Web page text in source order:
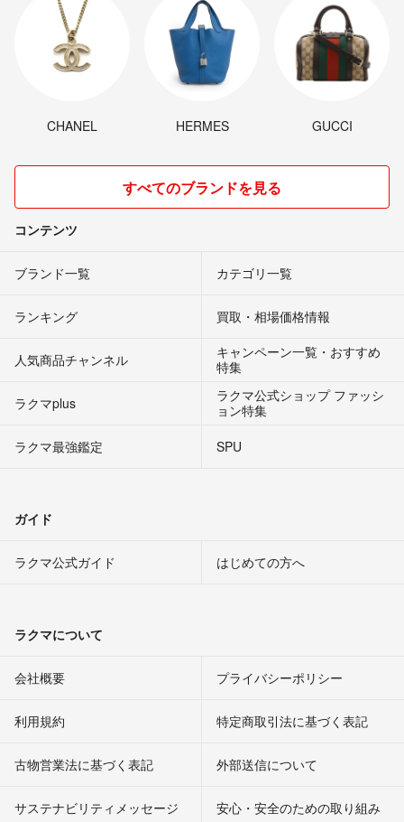
CHANEL HERMES GUCCI
すべてのブランドを見る
コンテンツ
ブランド一覧 カテゴリ一覧
ランキング 買取・相場価格情報
人気商品チャンネル
キャンペーン一覧・おすすめ
特集
ラクマplus
ラクマ公式ショップ ファッシ
ョン特集
ラクマ最強鑑定
SPU
ガイド
ラクマ公式ガイド はじめての方へ
ラクマについて
会社概要 プライバシーポリシー
利用規約 特定商取引法に基づく表記
古物営業法に基づく表記 外部送信について
サステナビリティメッセージ 安心・安全のための取り組み